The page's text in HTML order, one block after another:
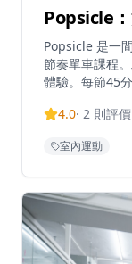
Popsicle
Popsicle 是一
節奏單車課程
體驗。每節45
音樂主題，包
運動的健身體
4.0· 2 則評價
室內運動